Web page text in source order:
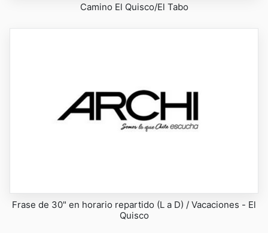
Camino El Quisco/El Tabo
Frase de 30" en horario repartido (L a D) / Vacaciones - El
Quisco